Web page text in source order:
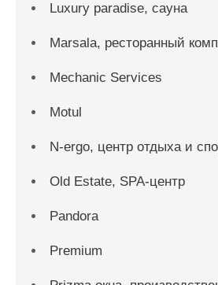
Luxury paradise, сауна
Marsala, ресторанный
Mechanic Services
Motul
N-ergo, центр отдыха и
Old Estate, SPA-центр
Pandora
Premium